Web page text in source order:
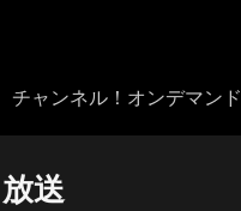
チャンネル！オンデマンド
送